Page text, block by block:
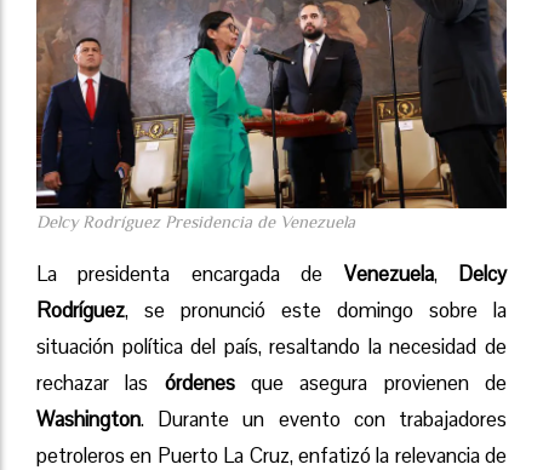
Delcy Rodríguez Presidencia de Venezuela
La presidenta encargada de Venezuela, Delcy
Rodríguez, se pronunció este domingo sobre la
situación política del país, resaltando la necesidad de
rechazar las órdenesque asegura provienen de
Washington. Durante un evento con trabajadores
petroleros en Puerto La Cruz, enfatizó la relevancia de